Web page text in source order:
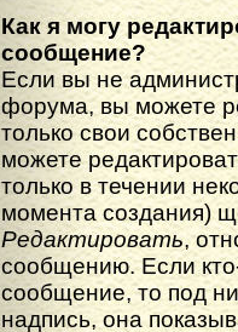
Как я могу
сообщение?
Если вы не
форума, вы можете
только свои
можете
только в течении
момента создания)
Редактировать,
сообщению. Если
сообщение, то под
надпись, она